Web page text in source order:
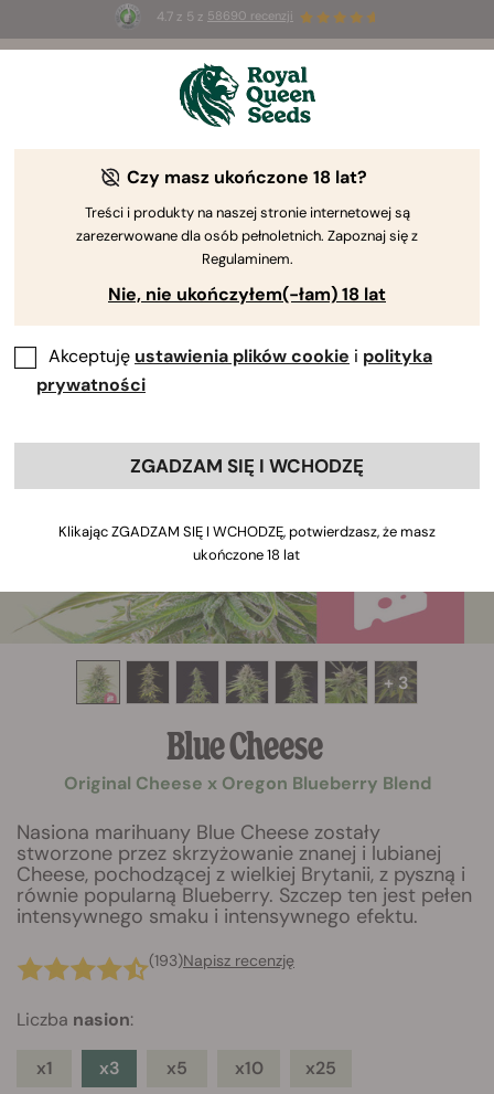
4.7 z 5 z 58690 recenzji
3 nasiona White Widow Auto
+ 3
Blue Cheese
Original Cheese x Oregon Blueberry Blend
Nasiona marihuany Blue Cheese zostały
stworzone przez skrzyżowanie znanej i lubianej
Cheese, pochodzącej z wielkiej Brytanii, z pyszną i
równie popularną Blueberry. Szczep ten jest pełen
intensywnego smaku i intensywnego efektu.
(193)Napisz recenzję
Liczba nasion:
x1 x3 x5 x10 x25
Czy masz ukończone 18 lat?
Treści i produkty na naszej stronie internetowej są
zarezerwowane dla osób pełnoletnich. Zapoznaj się z
Regulaminem.
Nie, nie ukończyłem(-łam) 18 lat
Akceptuję ustawienia plików cookie i polityka
prywatności
ZGADZAM SIĘ I WCHODZĘ
Klikając ZGADZAM SIĘ I WCHODZĘ, potwierdzasz, że masz
ukończone 18 lat